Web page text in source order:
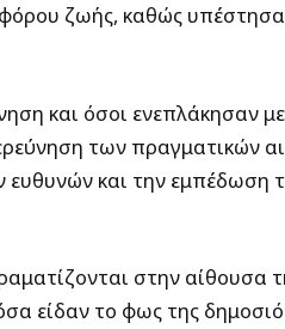
ζωής, καθώς υπέστησαν
και όσοι ενεπλάκησαν
των πραγματικών
και την εμπέδωση
στην αίθουσα
είδαν το φως της